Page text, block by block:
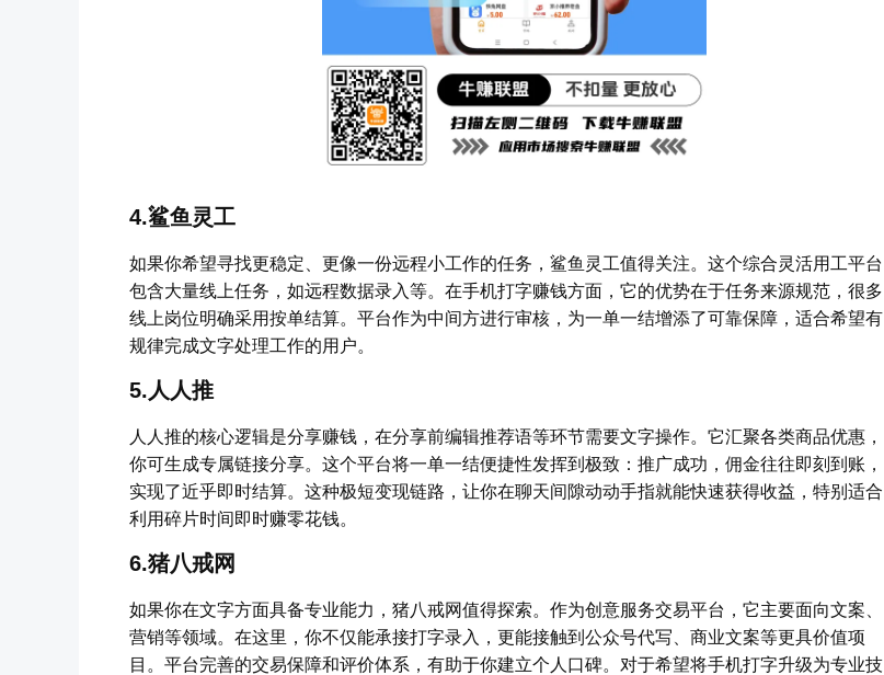
4.鲨鱼灵工
如果你希望寻找更稳定、更像一份远程小工作的任务，鲨鱼灵工值得关注。这个综合灵活用工平台
包含大量线上任务，如远程数据录入等。在手机打字赚钱方面，它的优势在于任务来源规范，很多
线上岗位明确采用按单结算。平台作为中间方进行审核，为一单一结增添了可靠保障，适合希望有
规律完成文字处理工作的用户。
5.人人推
人人推的核心逻辑是分享赚钱，在分享前编辑推荐语等环节需要文字操作。它汇聚各类商品优惠，
你可生成专属链接分享。这个平台将一单一结便捷性发挥到极致：推广成功，佣金往往即刻到账，
实现了近乎即时结算。这种极短变现链路，让你在聊天间隙动动手指就能快速获得收益，特别适合
利用碎片时间即时赚零花钱。
6.猪八戒网
如果你在文字方面具备专业能力，猪八戒网值得探索。作为创意服务交易平台，它主要面向文案、
营销等领域。在这里，你不仅能承接打字录入，更能接触到公众号代写、商业文案等更具价值项
目。平台完善的交易保障和评价体系，有助于你建立个人口碑。对于希望将手机打字升级为专业技